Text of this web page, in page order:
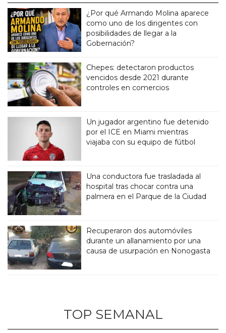
¿Por qué Armando Molina aparece
como uno de los dirigentes con
posibilidades de llegar a la
Gobernación?
Chepes: detectaron productos
vencidos desde 2021 durante
controles en comercios
Un jugador argentino fue detenido
por el ICE en Miami mientras
viajaba con su equipo de fútbol
Una conductora fue trasladada al
hospital tras chocar contra una
palmera en el Parque de la Ciudad
Recuperaron dos automóviles
durante un allanamiento por una
causa de usurpación en Nonogasta
TOP SEMANAL